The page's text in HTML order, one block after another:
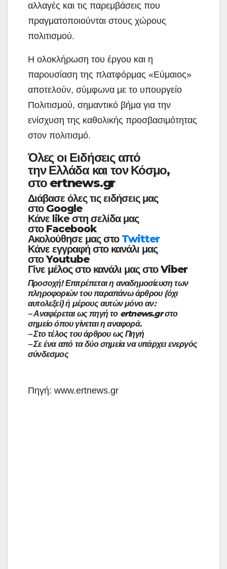
αλλαγές και τις παρεμβάσεις που
πραγματοποιούνται στους χώρους
πολιτισμού.
Η ολοκλήρωση του έργου και η
παρουσίαση της πλατφόρμας «Εύμαιος»
αποτελούν, σύμφωνα με το υπουργείο
Πολιτισμού, σημαντικό βήμα για την
ενίσχυση της καθολικής προσβασιμότητας
στον πολιτισμό.
Όλες οι Ειδήσειςαπό
τηνΕλλάδακαι τονΚόσμο,
στο ertnews.gr
Διάβασε όλες τις ειδήσεις μας
στο Google
Κάνε like στη σελίδα μας
στο Facebook
Ακολούθησε μας στο Twitter
Κάνε εγγραφή στο κανάλι μας
στοYoutube
Γίνε μέλος στο κανάλι μας στοViber
Προσοχή! Επιτρέπεται η αναδημοσίευση των
πληροφοριών του παραπάνω άρθρου (όχι
αυτολεξεί) ή μέρους αυτών μόνο αν:
– Αναφέρεται ως πηγή το ertnews.gr στο
σημείο όπου γίνεται η αναφορά.
– Στο τέλος του άρθρου ως Πηγή
– Σε ένα από τα δύο σημεία να υπάρχει ενεργός
σύνδεσμος
Πηγή: www.ertnews.gr